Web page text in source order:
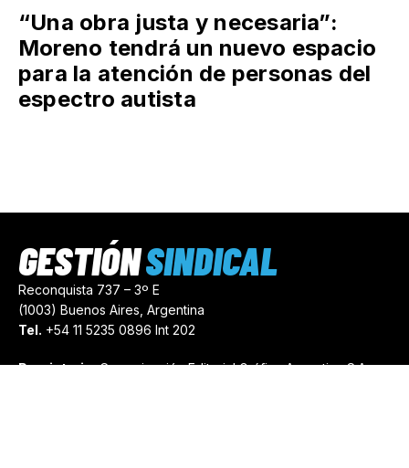
“Una obra justa y necesaria”:
Moreno tendrá un nuevo espacio
para la atención de personas del
espectro autista
Reconquista 737 – 3º E
(1003) Buenos Aires, Argentina
Tel. +54 11 5235 0896 Int 202
Propietario:Comunicación Editorial Gráfica Argentina S.A.
GESTIÓNSINDICAL